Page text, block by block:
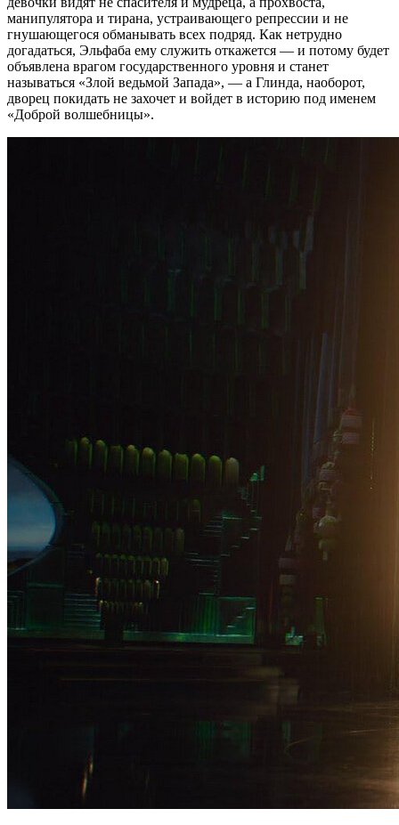
манипулятора и тирана, устраивающего репрессии и не
гнушающегося обманывать всех подряд. Как нетрудно
догадаться, Эльфаба ему служить откажется — и потому будет
объявлена врагом государственного уровня и станет
называться «Злой ведьмой Запада», — а Глинда, наоборот,
дворец покидать не захочет и войдет в историю под именем
«Доброй волшебницы».